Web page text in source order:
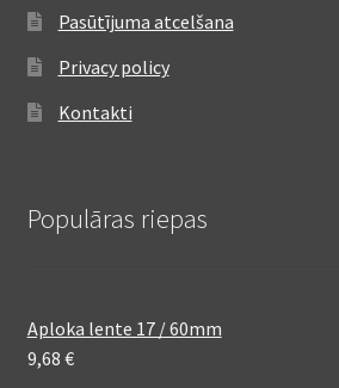
Pasūtījuma atcelšana
Privacy policy
Kontakti
Populāras riepas
Aploka lente 17 / 60mm
9,68 €